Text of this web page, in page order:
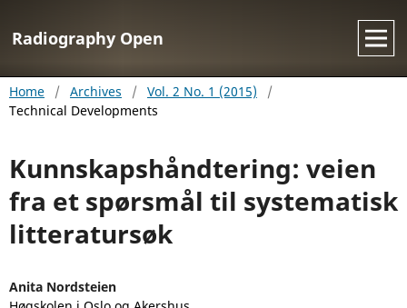
Radiography Open
Home / Archives / Vol. 2 No. 1 (2015)
/
Technical Developments
Kunnskapshåndtering: veien
fra et spørsmål til systematisk
litteratursøk
Anita Nordsteien